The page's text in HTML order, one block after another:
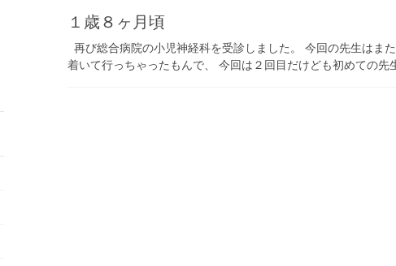
１歳８ヶ月頃
再び総合病院の小児神経科を受診しました。 今回の先生はま
着いて行っちゃったもんで、 今回は２回目だけども初めての